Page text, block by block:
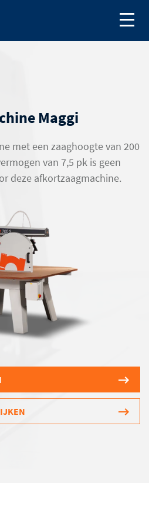
Maggi
met een zaaghoogte van 200
van 7,5 pk is geen
deze afkortzaagmachine.